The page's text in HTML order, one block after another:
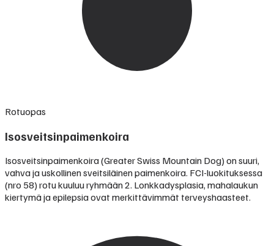
Rotuopas
Isosveitsinpaimenkoira
Isosveitsinpaimenkoira (Greater Swiss Mountain Dog) on suuri,
vahva ja uskollinen sveitsiläinen paimenkoira. FCI-luokituksessa
(nro 58) rotu kuuluu ryhmään 2. Lonkkadysplasia, mahalaukun
kiertymä ja epilepsia ovat merkittävimmät terveyshaasteet.